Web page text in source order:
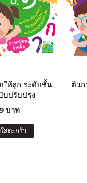
ให้ลูก ระดับชั้น
บปรับปรุง
บาท
ส่ตะกร้า
ติว